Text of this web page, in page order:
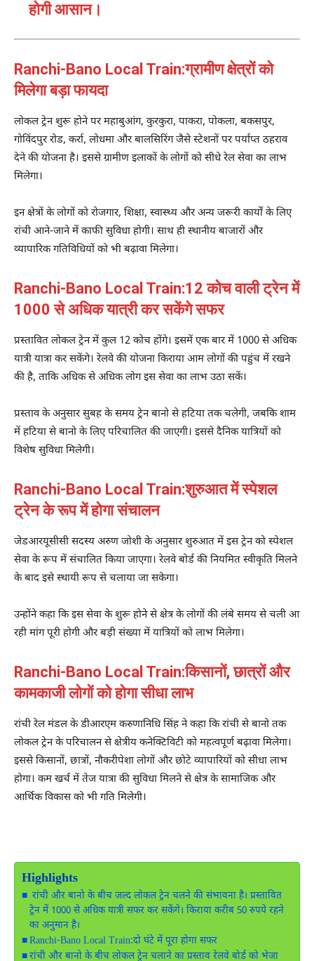
होगी आसान।
Ranchi-Bano Local Train:ग्रामीण क्षेत्रों को
मिलेगा बड़ा फायदा
लोकल ट्रेन शुरू होने पर महाबुआंग, कुरकुरा, पाकरा, पोकला, बकसपुर,
गोविंदपुर रोड, कर्रा, लोधमा और बालसिरिंग जैसे स्टेशनों पर पर्याप्त ठहराव
देने की योजना है। इससे ग्रामीण इलाकों के लोगों को सीधे रेल सेवा का लाभ
मिलेगा।
इन क्षेत्रों के लोगों को रोजगार, शिक्षा, स्वास्थ्य और अन्य जरूरी कार्यों के लिए
रांची आने-जाने में काफी सुविधा होगी। साथ ही स्थानीय बाजारों और
व्यापारिक गतिविधियों को भी बढ़ावा मिलेगा।
Ranchi-Bano Local Train:12 कोच वाली ट्रेन में
1000 से अधिक यात्री कर सकेंगे सफर
प्रस्तावित लोकल ट्रेन में कुल 12 कोच होंगे। इसमें एक बार में 1000 से अधिक
यात्री यात्रा कर सकेंगे। रेलवे की योजना किराया आम लोगों की पहुंच में रखने
की है, ताकि अधिक से अधिक लोग इस सेवा का लाभ उठा सकें।
प्रस्ताव के अनुसार सुबह के समय ट्रेन बानो से हटिया तक चलेगी, जबकि शाम
में हटिया से बानो के लिए परिचालित की जाएगी। इससे दैनिक यात्रियों को
विशेष सुविधा मिलेगी।
Ranchi-Bano Local Train:शुरुआत में स्पेशल
ट्रेन के रूप में होगा संचालन
जेडआरयूसीसी सदस्य अरुण जोशी के अनुसार शुरुआत में इस ट्रेन को स्पेशल
सेवा के रूप में संचालित किया जाएगा। रेलवे बोर्ड की नियमित स्वीकृति मिलने
के बाद इसे स्थायी रूप से चलाया जा सकेगा।
उन्होंने कहा कि इस सेवा के शुरू होने से क्षेत्र के लोगों की लंबे समय से चली आ
रही मांग पूरी होगी और बड़ी संख्या में यात्रियों को लाभ मिलेगा।
Ranchi-Bano Local Train:किसानों, छात्रों और
कामकाजी लोगों को होगा सीधा लाभ
रांची रेल मंडल के डीआरएम करुणानिधि सिंह ने कहा कि रांची से बानो तक
लोकल ट्रेन के परिचालन से क्षेत्रीय कनेक्टिविटी को महत्वपूर्ण बढ़ावा मिलेगा।
इससे किसानों, छात्रों, नौकरीपेशा लोगों और छोटे व्यापारियों को सीधा लाभ
होगा। कम खर्च में तेज यात्रा की सुविधा मिलने से क्षेत्र के सामाजिक और
आर्थिक विकास को भी गति मिलेगी।
Highlights
रांची और बानो के बीच जल्द लोकल ट्रेन चलने की संभावना है। प्रस्तावित
ट्रेन में 1000 से अधिक यात्री सफर कर सकेंगे। किराया करीब 50 रुपये रहने
का अनुमान है।
Ranchi-Bano Local Train:दो घंटे में पूरा होगा सफर
रांची और बानो के बीच लोकल ट्रेन चलाने का प्रस्ताव रेलवे बोर्ड को भेजा